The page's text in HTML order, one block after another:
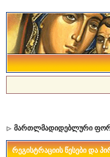
მართლმადიდებლური
რეგისტრაციის წესები და